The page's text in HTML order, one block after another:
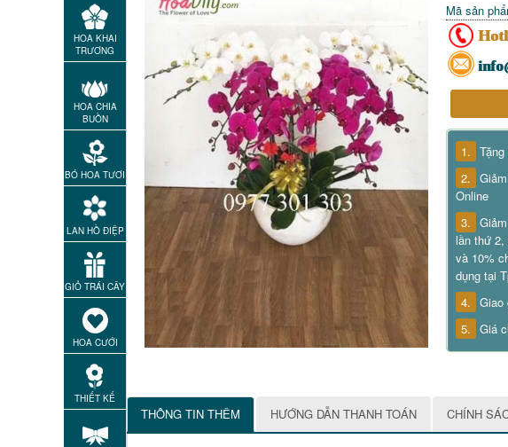
HOA KHAI
TRƯƠNG
HOA CHIA
BUỒN
BÓ HOA TƯƠI
LAN HỒ ĐIỆP
GIỎ TRÁI CÂY
HOA CƯỚI
THIẾT KẾ
Mã sản
1.
2.
Online
3.
lần thứ 2,
và 10%
dụng tại
4. Giao
5. Giá
THÔNG TIN THÊM HƯỚNG DẪN THANH TOÁN CHÍNH